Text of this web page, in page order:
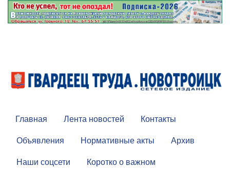
Главная Лента новостей
Контакты
Объявления
Нормативные акты
Архив
Наши соцсети
Коротко о важном